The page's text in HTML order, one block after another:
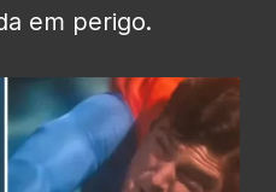
em perigo.